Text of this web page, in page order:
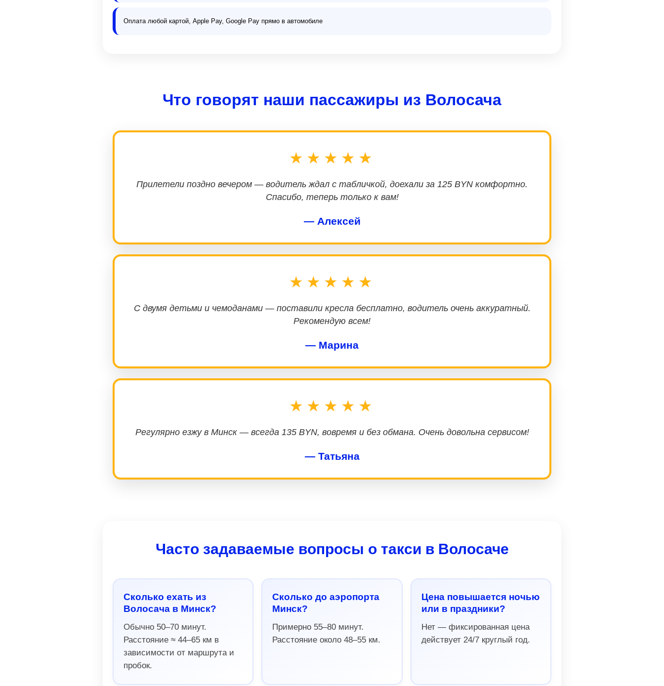
Оплата любой картой, Apple Pay, Google Pay прямо в автомобиле
Что говорят наши пассажиры из Волосача
★★★★★
Прилетели поздно вечером — водитель ждал с табличкой, доехали за 125 BYN комфортно.
Спасибо, теперь только к вам!
— Алексей
★★★★★
С двумя детьми и чемоданами — поставили кресла бесплатно, водитель очень аккуратный.
Рекомендую всем!
— Марина
★★★★★
Регулярно езжу в Минск — всегда 135 BYN, вовремя и без обмана. Очень довольна сервисом!
— Татьяна
Часто задаваемые вопросы о такси в Волосаче
Сколько ехать из
Волосача в Минск?
Обычно 50–70 минут.
Расстояние ≈ 44–65 км в
зависимости от маршрута и
пробок.
Сколько до аэропорта
Минск?
Примерно 55–80 минут.
Расстояние около 48–55 км.
Цена повышается ночью
или в праздники?
Нет — фиксированная цена
действует 24/7 круглый год.